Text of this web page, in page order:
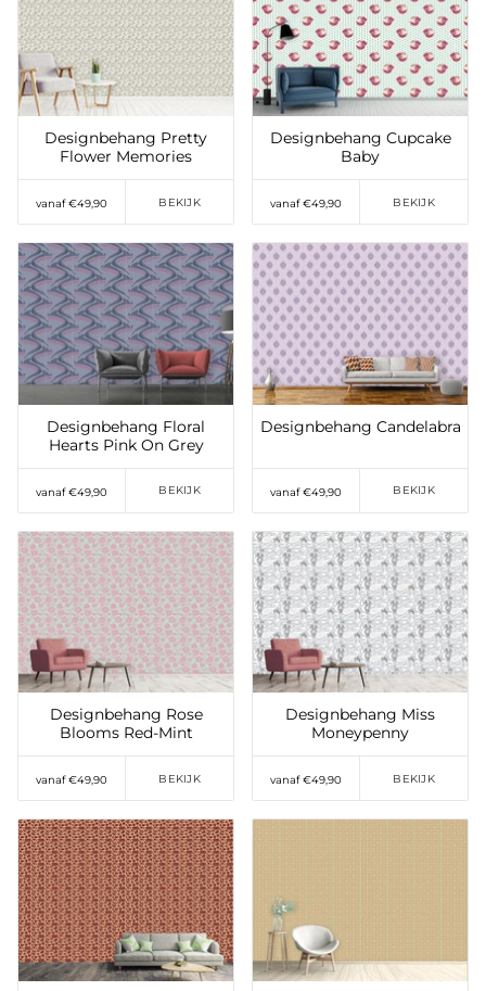
Toevoegen aan
verlanglijst
Designbehang Pretty
Flower Memories
vanaf €49,90 BEKIJK
Toevoegen aan
verlanglijst
Designbehang Cupcake
Baby
vanaf €49,90 BEKIJK
Toevoegen aan
verlanglijst
Designbehang Floral
Hearts Pink On Grey
vanaf €49,90 BEKIJK
Toevoegen aan
verlanglijst
Designbehang Candelabra
vanaf €49,90 BEKIJK
Toevoegen aan
verlanglijst
Designbehang Rose
Blooms Red-Mint
vanaf €49,90 BEKIJK
Toevoegen aan
verlanglijst
Designbehang Miss
Moneypenny
vanaf €49,90 BEKIJK
Toevoegen aan
verlanglijst